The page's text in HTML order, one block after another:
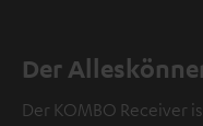
Der
Der KOMBO Receiver